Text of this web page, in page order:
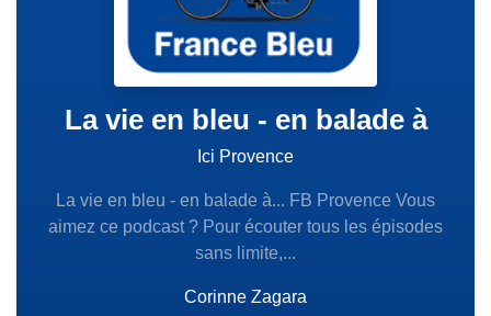
La vie en bleu - en balade à
Ici Provence
La vie en bleu - en balade à... FB Provence Vous
aimez ce podcast ? Pour écouter tous les épisodes
sans limite,...
Corinne Zagara